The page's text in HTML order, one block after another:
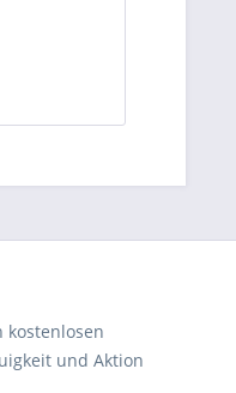
kostenlosen
und Aktion